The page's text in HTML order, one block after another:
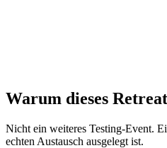
Warum dieses
Nicht ein weiteres Testing-Event.
echten Austausch ausgelegt ist.